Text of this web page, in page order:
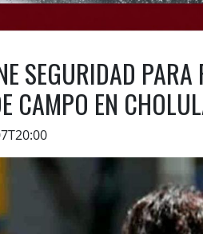
SEGURIDAD PARA
CAMPO EN